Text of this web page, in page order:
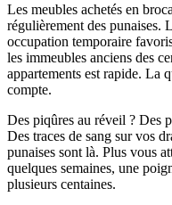
Les meubles achetés en
régulièrement des punaises.
occupation temporaire
les immeubles anciens des
appartements est rapide. La
compte.
Des piqûres au réveil ? Des
Des traces de sang sur vos
punaises sont là. Plus vous
quelques semaines, une
plusieurs centaines.